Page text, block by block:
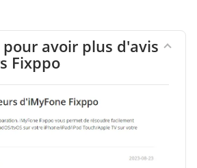
pour avoir plus d'avis
Fixppo